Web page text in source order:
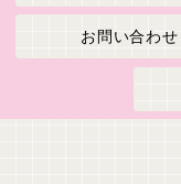
お問い合わせ